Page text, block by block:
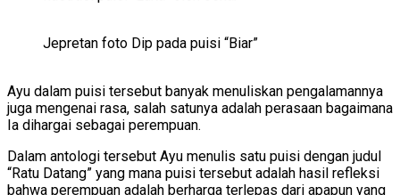
Jepretan foto Dip pada puisi “Biar”
Ayu dalam puisi tersebut banyak menuliskan pengalamannya
juga mengenai rasa, salah satunya adalah perasaan bagaimana
Ia dihargai sebagai perempuan.
Dalam antologi tersebut Ayu menulis satu puisi dengan judul
“Ratu Datang” yang mana puisi tersebut adalah hasil refleksi
bahwa perempuan adalah berharga terlepas dari apapun yang